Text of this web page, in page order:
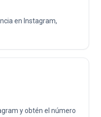
en Instagram,
y obtén el número